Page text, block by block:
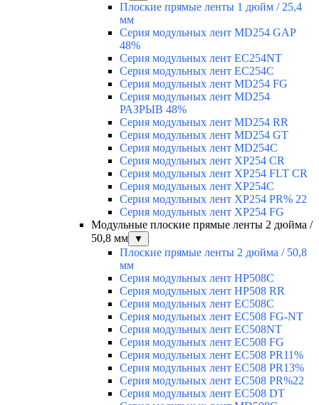
Плоские прямые ленты 1 дюйм / 25,4
мм
Серия модульных лент MD254 GAP
48%
Серия модульных лент EC254NT
Серия модульных лент EC254C
Серия модульных лент MD254 FG
Серия модульных лент MD254
РАЗРЫВ 48%
Серия модульных лент MD254 RR
Серия модульных лент MD254 GT
Серия модульных лент MD254C
Серия модульных лент XP254 CR
Серия модульных лент XP254 FLT CR
Серия модульных лент XP254C
Серия модульных лент XP254 PR% 22
Серия модульных лент XP254 FG
Модульные плоские прямые ленты 2 дюйма /
50,8 мм
▼
Плоские прямые ленты 2 дюйма / 50,8
мм
Серия модульных лент HP508C
Серия модульных лент HP508 RR
Серия модульных лент EC508C
Серия модульных лент EC508 FG-NT
Серия модульных лент EC508NT
Серия модульных лент EC508 FG
Серия модульных лент EC508 PR11%
Серия модульных лент EC508 PR13%
Серия модульных лент EC508 PR%22
Серия модульных лент EC508 DT